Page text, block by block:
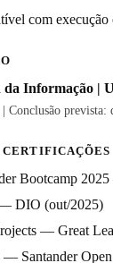
com execução
da Informação |
Conclusão prevista:
CERTIFICAÇÕES
Bootcamp
DIO (out/2025)
— Great
— Santander